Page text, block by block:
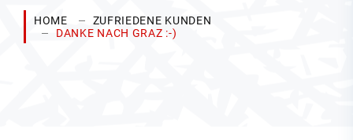
HOME
ZUFRIEDENE KUNDEN
DANKE NACH GRAZ :-)